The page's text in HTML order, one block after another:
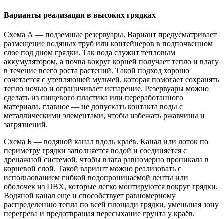
Варианты реализации в высоких грядках
Схема А — подземные резервуары. Вариант предусматривает
размещение водяных труб или контейнеров в подпочвенном
слое под дном грядки. Так вода служит тепловым
аккумулятором, а почва вокруг корней получает тепло и влагу
в течение всего роста растений. Такой подход хорошо
сочетается с утепляющей мульчей, которая помогает сохранять
тепло ночью и ограничивает испарение. Резервуары можно
сделать из пищевого пластика или переработанного
материала, главное — не допускать контакта воды с
металлическими элементами, чтобы избежать ржавчины и
загрязнений.
Схема Б — водяной канал вдоль краёв. Канал или лоток по
периметру грядки заполняется водой и соединяется с
дренажной системой, чтобы влага равномерно проникала в
корневой слой. Такой вариант можно реализовать с
использованием гибкой водопроницаемой ленты или
оболочек из ПВХ, которые легко монтируются вокруг грядки.
Водяной канал еще и способствует равномерному
распределению тепла по всей площади грядки, уменьшая зону
перегрева и предотвращая пересыхание грунта у краёв.